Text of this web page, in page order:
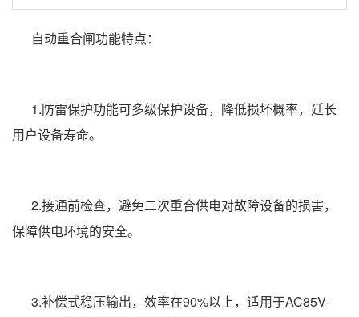
自动重合闸功能特点：
1.防雷保护功能可多级保护设备，降低损坏概率，延长
用户设备寿命。
2.接通前检查，避免二次重合供电对故障设备的损害，
保障供电环境的安全。
3.补偿式稳压输出，效率在90%以上，适用于AC85V-